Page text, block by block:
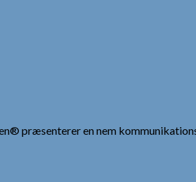
præsenterer en nem